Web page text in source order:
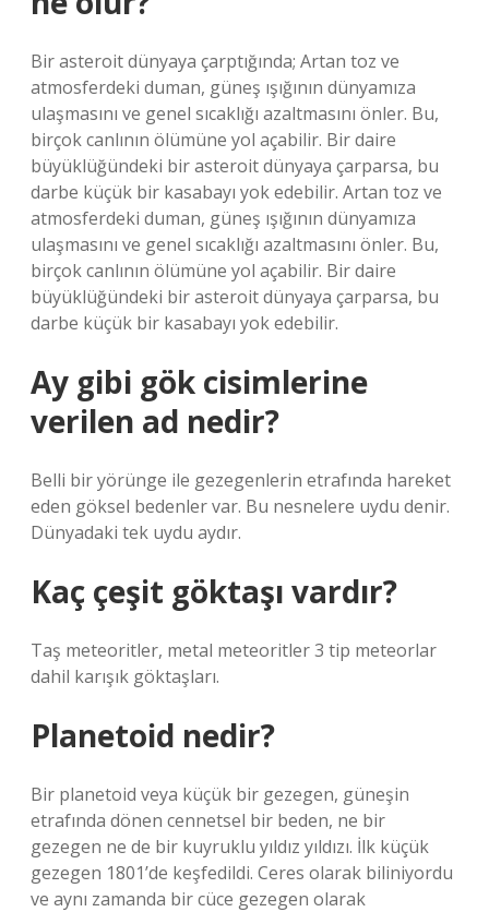
Bir asteroit dünyaya çarptığında; Artan toz ve
atmosferdeki duman, güneş ışığının dünyamıza
ulaşmasını ve genel sıcaklığı azaltmasını önler. Bu,
birçok canlının ölümüne yol açabilir. Bir daire
büyüklüğündeki bir asteroit dünyaya çarparsa, bu
darbe küçük bir kasabayı yok edebilir. Artan toz ve
atmosferdeki duman, güneş ışığının dünyamıza
ulaşmasını ve genel sıcaklığı azaltmasını önler. Bu,
birçok canlının ölümüne yol açabilir. Bir daire
büyüklüğündeki bir asteroit dünyaya çarparsa, bu
darbe küçük bir kasabayı yok edebilir.
Ay gibi gök cisimlerine
verilen ad nedir?
Belli bir yörünge ile gezegenlerin etrafında hareket
eden göksel bedenler var. Bu nesnelere uydu denir.
Dünyadaki tek uydu aydır.
Kaç çeşit göktaşı vardır?
Taş meteoritler, metal meteoritler 3 tip meteorlar
dahil karışık göktaşları.
Planetoid nedir?
Bir planetoid veya küçük bir gezegen, güneşin
etrafında dönen cennetsel bir beden, ne bir
gezegen ne de bir kuyruklu yıldız yıldızı. İlk küçük
gezegen 1801’de keşfedildi. Ceres olarak biliniyordu
ve aynı zamanda bir cüce gezegen olarak